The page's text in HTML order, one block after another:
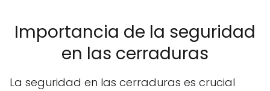
Importancia de la seguridad
en las cerraduras
La seguridad en las cerraduras es crucial